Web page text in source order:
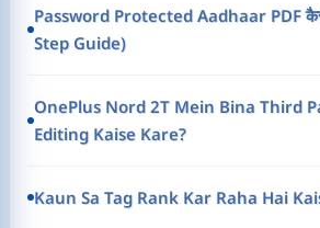
Password Protected Aadhaar PDF
Step Guide)
OnePlus Nord 2T Mein Bina Third
Editing Kaise Kare?
Kaun Sa Tag Rank Kar Raha Hai